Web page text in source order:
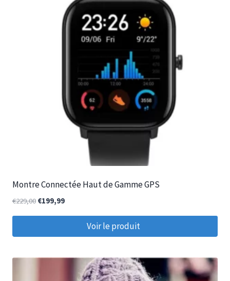
Montre Connectée Haut de Gamme GPS
€229,00 €199,99
Voir le produit